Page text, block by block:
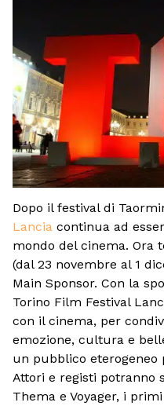
Dopo il festival di
Lancia continua ad
mondo del cinema. Ora
(dal 23 novembre al 1
Main Sponsor. Con la
Torino Film Festival
con il cinema, per
emozione, cultura e
un pubblico eterogeneo
Attori e registi potranno
Thema e Voyager, i